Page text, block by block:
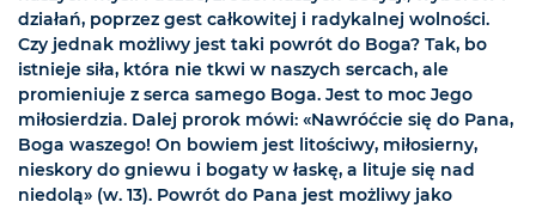
działań, poprzez gest całkowitej i radykalnej wolności.
Czy jednak możliwy jest taki powrót do Boga? Tak, bo
istnieje siła, która nie tkwi w naszych sercach, ale
promieniuje z serca samego Boga. Jest to moc Jego
miłosierdzia. Dalej prorok mówi: «Nawróćcie się do Pana,
Boga waszego! On bowiem jest litościwy, miłosierny,
nieskory do gniewu i bogaty w łaskę, a lituje się nad
niedolą» (w. 13). Powrót do Pana jest możliwy jako